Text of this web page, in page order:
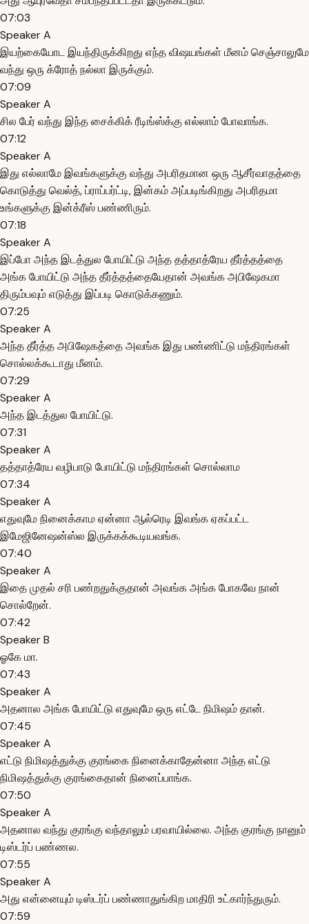
07:03
Speaker A
இயற்கையோட இயந்திருக்கிறது எந்த விஷயங்கள் மீனம் செஞ்சாலுமே
வந்து ஒரு க்ரோத் நல்லா இருக்கும்.
07:09
Speaker A
சில பேர் வந்து இந்த சைக்கிக் ரீடிங்ஸ்க்கு எல்லாம் போவாங்க.
07:12
Speaker A
இது எல்லாமே இவங்களுக்கு வந்து அபரிதமான ஒரு ஆசீர்வாதத்தை
கொடுத்து வெல்த், ப்ராப்பர்ட்டி, இன்கம் அப்படிங்கிறது அபரிதமா
உங்களுக்கு இன்க்ரீஸ் பண்ணிரும்.
07:18
Speaker A
இப்போ அந்த இடத்துல போயிட்டு அந்த தத்தாத்ரேய தீர்த்தத்தை
அங்க போயிட்டு அந்த தீர்த்தத்தையேதான் அவங்க அபிஷேகமா
திரும்பவும் எடுத்து இப்படி கொடுக்கணும்.
07:25
Speaker A
அந்த தீர்த்த அபிஷேகத்தை அவங்க இது பண்ணிட்டு மந்திரங்கள்
சொல்லக்கூடாது மீனம்.
07:29
Speaker A
அந்த இடத்துல போயிட்டு.
07:31
Speaker A
தத்தாத்ரேய வழிபாடு போயிட்டு மந்திரங்கள் சொல்லாம
07:34
Speaker A
எதுவுமே நினைக்காம ஏன்னா ஆல்ரெடி இவங்க ஏகப்பட்ட
இமேஜினேஷன்ஸ்ல இருக்கக்கூடியவங்க.
07:40
Speaker A
இதை முதல் சரி பண்றதுக்குதான் அவங்க அங்க போகவே நான்
சொல்றேன்.
07:42
Speaker B
ஓகே மா.
07:43
Speaker A
அதனால அங்க போயிட்டு எதுவுமே ஒரு எட்டே நிமிஷம் தான்.
07:45
Speaker A
எட்டு நிமிஷத்துக்கு குரங்கை நினைக்காதேன்னா அந்த எட்டு
நிமிஷத்துக்கு குரங்கைதான் நினைப்பாங்க.
07:50
Speaker A
அதனால வந்து குரங்கு வந்தாலும் பரவாயில்லை. அந்த குரங்கு நானும்
டிஸ்டர்ப் பண்ணல.
07:55
Speaker A
அது என்னையும் டிஸ்டர்ப் பண்ணாதுங்கிற மாதிரி உட்கார்ந்துரும்.
07:59